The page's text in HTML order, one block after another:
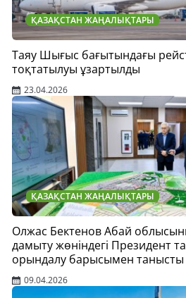
ҚАЗАҚСТАН ЖАҢАЛЫҚТАРЫ
Таяу Шығыс бағытындағы
тоқтатылуы ұзартылды
23.04.2026
ҚАЗАҚСТАН ЖАҢАЛЫҚТАРЫ
Олжас Бектенов Абай
дамыту жөніндегі Президент
орындалу барысымен танысты
09.04.2026